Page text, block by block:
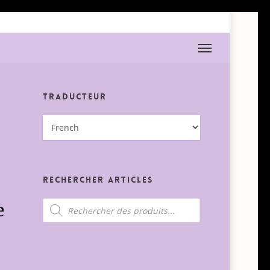
Menu
Traducteur
Rechercher Articles
Recherche
de
produits